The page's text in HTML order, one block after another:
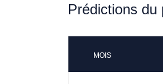
Prédictions du
MOIS